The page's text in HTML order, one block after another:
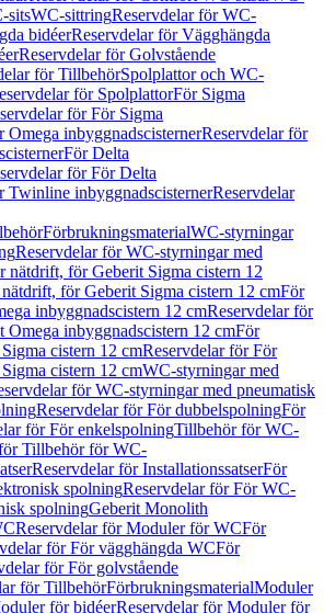
sitsWC-sittringReservdelar för WC-
bidéerReservdelar för Vägghängda
Reservdelar för Golvstående
för TillbehörSpolplattor och WC-
för SpolplattorFör Sigma
för För Sigma
Omega inbyggnadscisternerReservdelar för
För Delta
för För Delta
Twinline inbyggnadscisternerReservdelar
FörbrukningsmaterialWC-styrningar
Reservdelar för WC-styrningar med
nätdrift, för Geberit Sigma cistern 12
för Geberit Sigma cistern 12 cmFör
inbyggnadscistern 12 cmReservdelar för
inbyggnadscistern 12 cmFör
cistern 12 cmReservdelar för För
cistern 12 cmWC-styrningar med
för WC-styrningar med pneumatisk
Reservdelar för För dubbelspolningFör
för För enkelspolningTillbehör för WC-
Tillbehör för WC-
Reservdelar för InstallationssatserFör
spolningReservdelar för För WC-
spolningGeberit Monolith
Reservdelar för Moduler för WCFör
för För vägghängda WCFör
för För golvstående
för TillbehörFörbrukningsmaterialModuler
för bidéerReservdelar för Moduler för